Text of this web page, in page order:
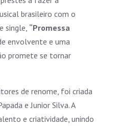
brasileiro com o
single, “Promessa
envolvente e uma
promete se tornar
de renome, foi criada
e Junior Silva. A
e criatividade, unindo